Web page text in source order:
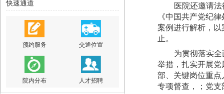
快速通道
预约服务 交通位置
院内分布 人才招聘
医院还邀请
《中国共产党纪
案例进行解析 ，
止。
为贯彻落实
举措， 扎实开展党
部、关键岗位重点
专项督查，；党支